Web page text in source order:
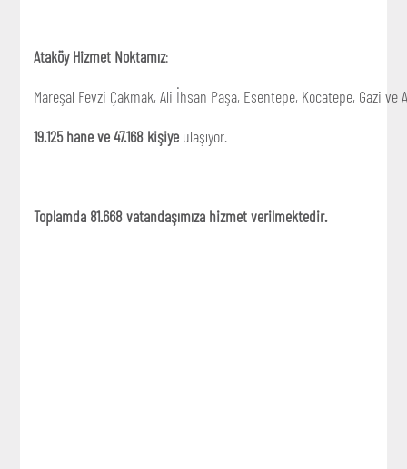
Ataköy Hizmet Noktamız:
Mareşal Fevzi Çakmak, Ali İhsan Paşa, Esentepe, Kocatepe, Gazi
19.125 hane ve 47.168 kişiyeulaşıyor.
Toplamda 81.668 vatandaşımıza hizmet verilmektedir.